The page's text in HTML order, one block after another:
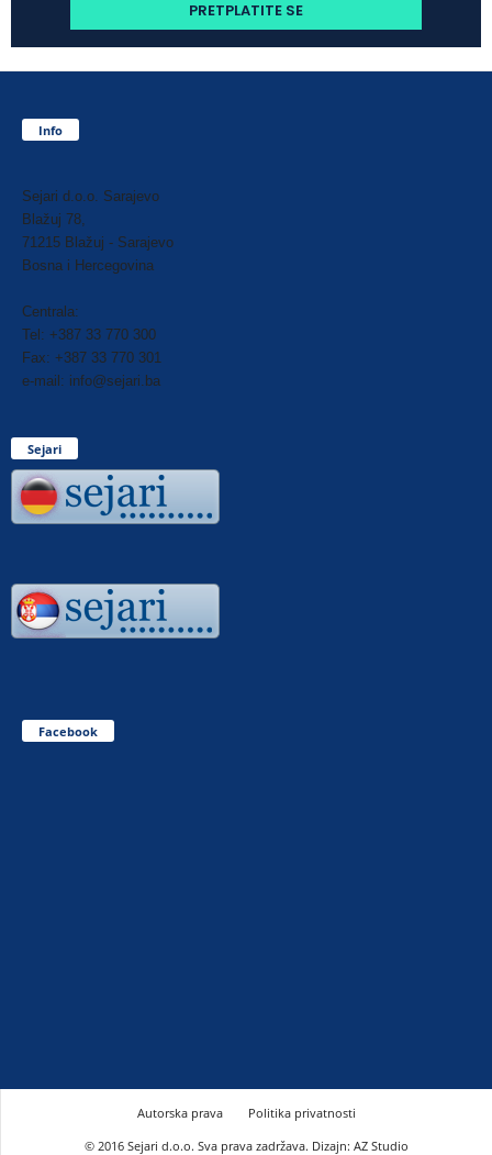
Info
Sejari d.o.o. Sarajevo
Blažuj 78,
71215 Blažuj - Sarajevo
Bosna i Hercegovina
Centrala:
Tel: +387 33 770 300
Fax: +387 33 770 301
e-mail: info@sejari.ba
Sejari
Facebook
Autorska prava
Politika privatnosti
© 2016 Sejari d.o.o. Sva prava zadržava. Dizajn: AZ Studio